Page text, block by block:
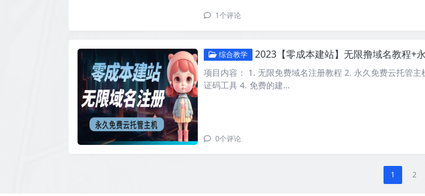
1个评论
综合教学 2023【零成本建站】无限撸域名教程+永
项目内容： 1. 无限免费域名注册教程 2. 永久免费云托管主
证码工具 4. 免费的建…
0个评论
1 2